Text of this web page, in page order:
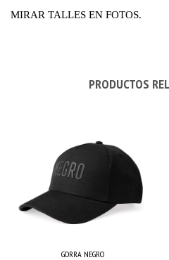
MIRAR TALLES EN FOTOS.
PRODUCTOS
GORRA NEGRO